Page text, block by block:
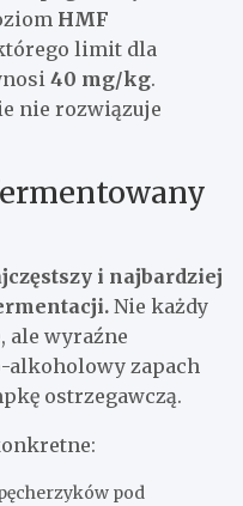
HMF
limit dla
40 mg/kg.
nie rozwiązuje
i najbardziej
Nie każdy
ale wyraźne
alkoholowy zapach
ostrzegawczą.
pod